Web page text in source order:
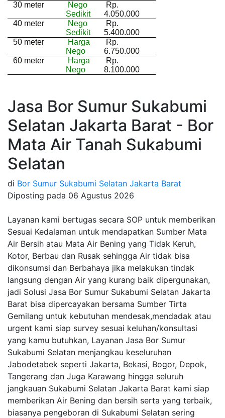
30 meter
Nego
Sedikit
Rp.
4.050.000
40 meter
Nego
Sedikit
Rp.
5.400.000
50 meter
Harga
Nego
Rp.
6.750.000
60 meter
Harga
Nego
Rp.
8.100.000
Jasa Bor Sumur Sukabumi
Selatan Jakarta Barat - Bor
Mata Air Tanah Sukabumi
Selatan
di Bor Sumur Sukabumi Selatan Jakarta Barat
Diposting pada 06 Agustus 2026
Layanan kami bertugas secara SOP untuk memberikan
Sesuai Kedalaman untuk mendapatkan Sumber Mata
Air Bersih atau Mata Air Bening yang Tidak Keruh,
Kotor, Berbau dan Rusak sehingga Air tidak bisa
dikonsumsi dan Berbahaya jika melakukan tindak
langsung dengan Air yang kurang baik dipergunakan,
jadi Solusi Jasa Bor Sumur Sukabumi Selatan Jakarta
Barat bisa dipercayakan bersama Sumber Tirta
Gemilang untuk kebutuhan mendesak,mendadak atau
urgent kami siap survey sesuai keluhan/konsultasi
yang kamu butuhkan, Layanan Jasa Bor Sumur
Sukabumi Selatan menjangkau keseluruhan
Jabodetabek seperti Jakarta, Bekasi, Bogor, Depok,
Tangerang dan Juga Karawang hingga seluruh
jangkauan Sukabumi Selatan Jakarta Barat kami siap
memberikan Air Bening dan bersih serta yang terbaik,
biasanya pengeboran di Sukabumi Selatan sering